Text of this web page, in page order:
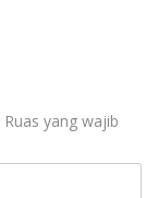
Ruas yang wajib